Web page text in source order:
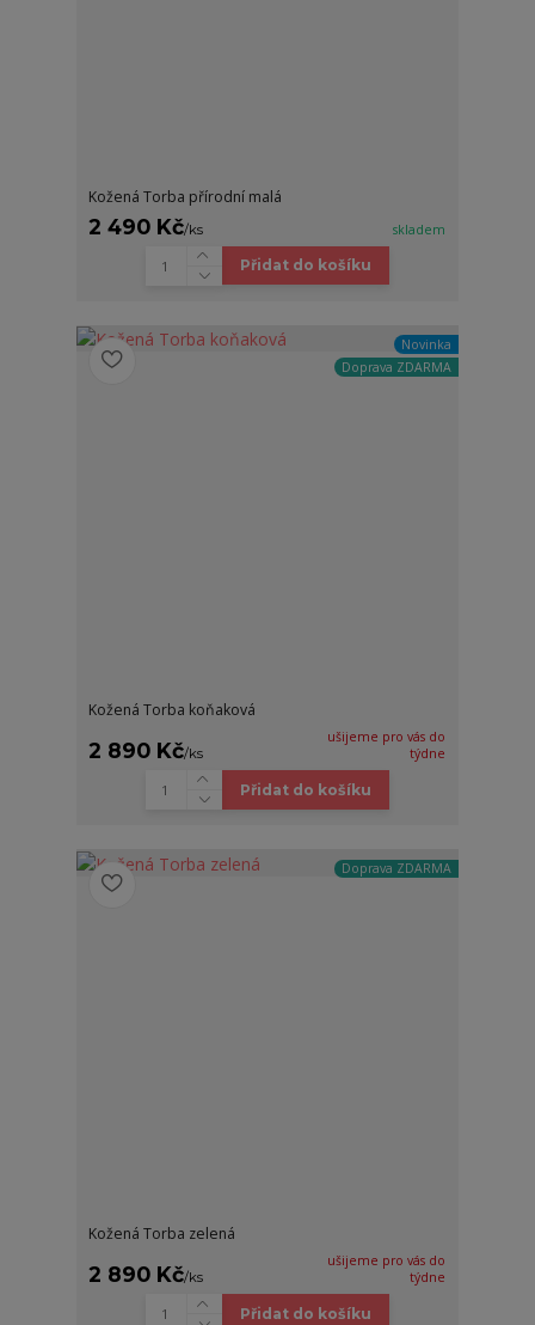
Kožená Torba přírodní malá
2 490 Kč/ks skladem
Přidat do košíku
Novinka
Doprava ZDARMA
Kožená Torba koňaková
2 890 Kč/ks
ušijeme pro vás do
týdne
Přidat do košíku
Doprava ZDARMA
Kožená Torba zelená
2 890 Kč/ks
ušijeme pro vás do
týdne
Přidat do košíku